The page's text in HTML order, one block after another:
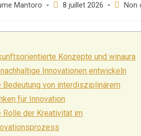
Mantoro
Post8 juillet 2026
PostNon
Konzepte und winaura
Innovationen entwickeln
Bedeutung von interdisziplinärem
für Innovation
Rolle der Kreativität im